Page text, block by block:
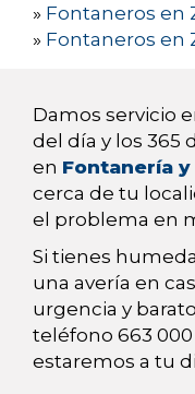
» Fontaneros en
» Fontaneros en
Damos servicio
del día y los 365
en Fontanería
cerca de tu
el problema en
Si tienes
una avería en
urgencia y
teléfono 663
estaremos a tu